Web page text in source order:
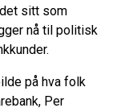
sitt som
nå til politisk
på hva folk
Per